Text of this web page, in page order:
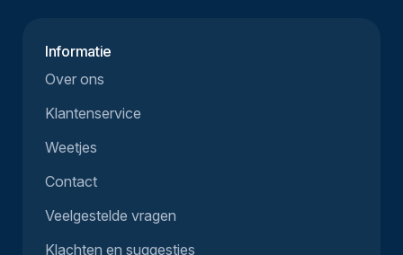
Informatie
Over ons
Klantenservice
Weetjes
Contact
Veelgestelde vragen
Klachten en suggesties